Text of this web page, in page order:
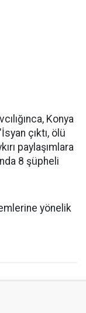
Konya
çıktı, ölü
paylaşımlara
8 şüpheli
yönelik